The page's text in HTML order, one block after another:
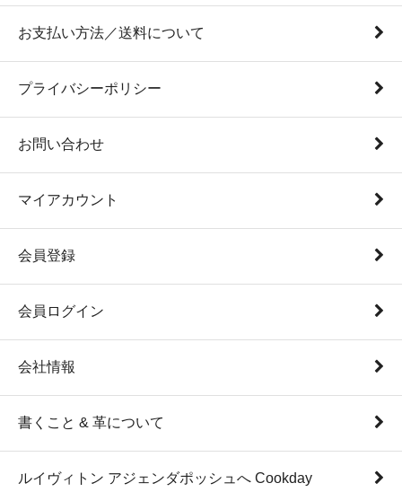
お支払い方法／送料について
プライバシーポリシー
お問い合わせ
マイアカウント
会員登録
会員ログイン
会社情報
書くこと & 革について
ルイヴィトン アジェンダポッシュへ Cookday